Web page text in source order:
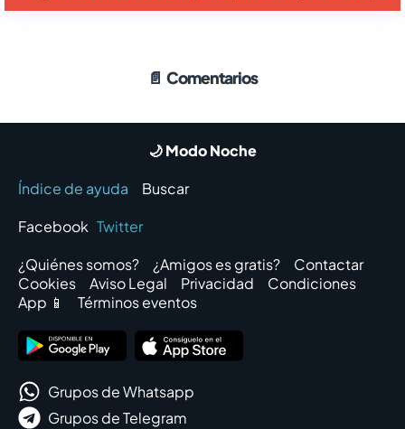
📄 Comentarios
🌙 Modo Noche
Índice de ayuda
Buscar
Facebook Twitter
¿Quiénes somos?
¿Amigos es gratis?
Contactar
Cookies
Aviso Legal Privacidad
Condiciones
App 📱
Términos eventos
Grupos de Whatsapp
Grupos de Telegram